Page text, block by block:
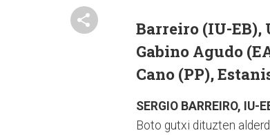
Barreiro (IU-EB),
Gabino Agudo
Cano (PP),
SERGIO BARREIRO, IU-
Boto gutxi dituzten